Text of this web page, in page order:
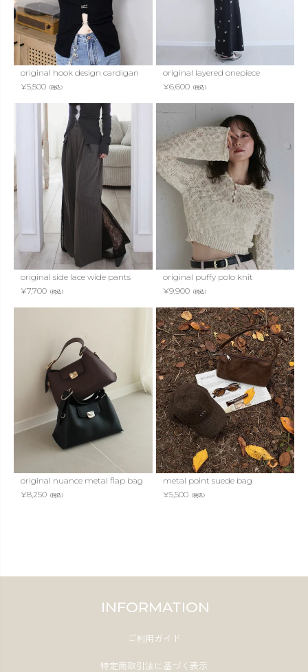
original hook design cardigan
¥5,500 （税込）
original layered onepiece
¥6,600（税込）
original side lace wide pants
¥7,700 （税込）
original puffy polo knit
¥9,900（税込）
original nuance metal flap bag
¥8,250 （税込）
metal point suede bag
¥5,500（税込）
INFORMATION
ご利用ガイド
特定商取引法に基づく表示